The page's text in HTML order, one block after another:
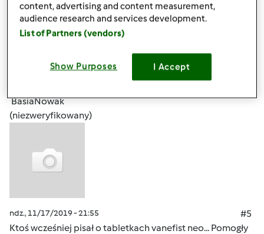
zarejestruj sięaby dodawać
BasiaNowak
(niezweryfikowany)
ndz., 11/17/2019 - 21:55
#5
Ktoś wcześniej pisał o tabletkach vanefist neo... Pomogły
content, advertising and content measurement,
audience research and services development.
List of Partners (vendors)
Show Purposes I Accept